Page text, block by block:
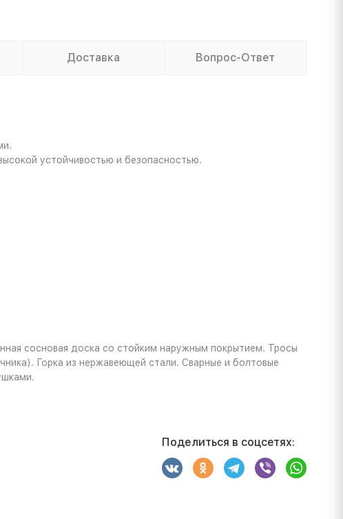
Доставка Вопрос-Ответ
устойчивостью и безопасностью.
сосновая доска со стойким наружным покрытием. Тросы
Горка из нержавеющей стали. Сварные и болтовые
Поделиться в соцсетях: